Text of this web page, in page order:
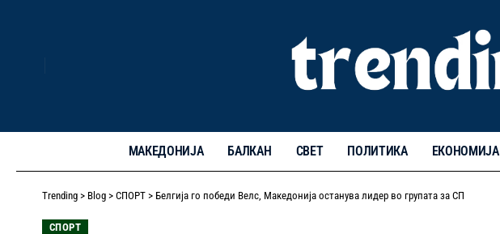
МАКЕДОНИЈА БАЛКАН СВЕТ ПОЛИТИКА ЕКОНОМИЈА
Trending > Blog > СПОРТ > Белгија го победи Велс, Македонија останува лидер во групата за СП
СПОРТ